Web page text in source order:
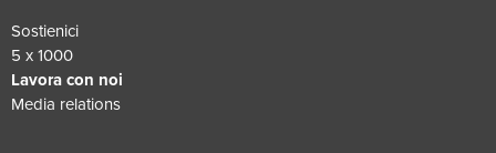
Sostienici
5 x 1000
Lavora con noi
Media relations